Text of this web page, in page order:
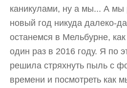
каникулами, ну а мы... А мы
новый год никуда далеко-
останемся в Мельбурне,
один раз в 2016 году. Я по
решила стряхнуть пыль с
времени и посмотреть как